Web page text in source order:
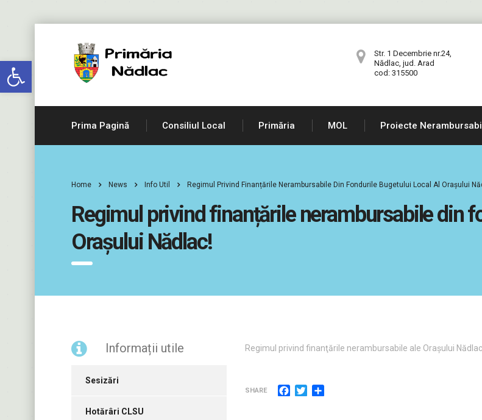
Deschide bara de unelte
Str. 1 Decembrie nr.24,
Nădlac, jud. Arad
cod: 315500
Prima Pagină Consiliul Local Primăria MOL Proiecte
Home News Info Util Regimul Privind Finanțările Nerambursabile Din Fondurile Bugetului Local Al Orașului
Regimul privind finanțările nerambursabile din
Orașului Nădlac!
Regimul privind finanţările nerambursabile ale Oraşului
SHARE Facebook
Twitter
Informații utile
Sesizări
Hotărâri CLSU